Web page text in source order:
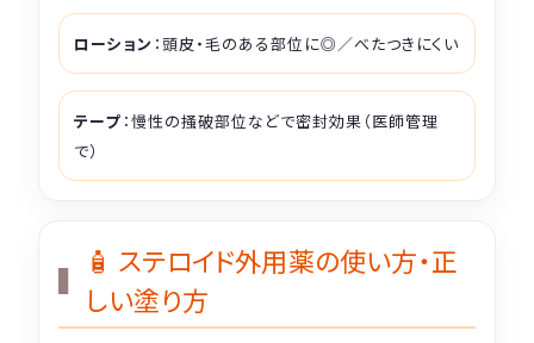
ローション ：頭皮・毛のある部位に◎／べたつきにくい
テープ ：慢性の掻破部位などで密封効果（医師管理
で）
🧴 ステロイド外用薬の使い方・正
しい塗り方